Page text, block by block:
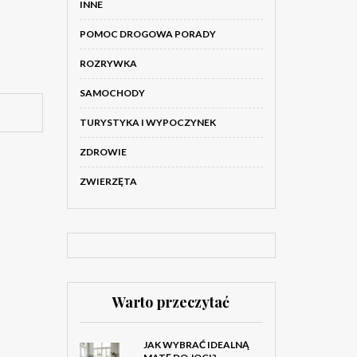
INNE
POMOC DROGOWA PORADY
ROZRYWKA
SAMOCHODY
TURYSTYKA I WYPOCZYNEK
ZDROWIE
ZWIERZĘTA
Warto przeczytać
JAK WYBRAĆ IDEALNĄ